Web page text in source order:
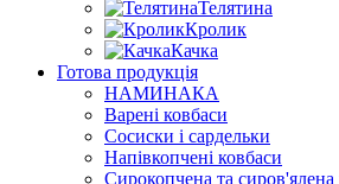
Телятина
Кролик
Качка
Готова продукція
НАМИНАКА
Варені ковбаси
Сосиски і сардельки
Напівкопчені ковбаси
Сирокопчена та сиров'ялена